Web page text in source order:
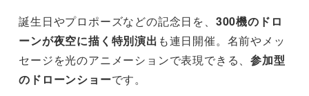
誕生日やプロポーズなどの記念日を、 300機のドロ
ーンが夜空に描く特別演出 も連日開催。名前やメッ
セージを光のアニメーションで表現できる、参加型
のドローンショーです。